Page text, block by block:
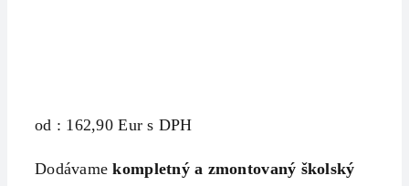
od : 162,90 Eur s DPH
Dodávamekompletný a zmontovaný školský